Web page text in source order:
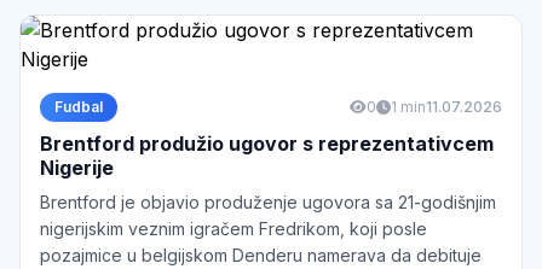
Fudbal 0 1 min11.07.2026
Brentford produžio ugovor s reprezentativcem
Nigerije
Brentford je objavio produženje ugovora sa 21-godišnjim
nigerijskim veznim igračem Fredrikom, koji posle
pozajmice u belgijskom Denderu namerava da debituje